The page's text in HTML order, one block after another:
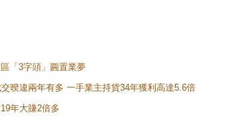
「3字頭」圓置業夢
暌違兩年有多 一手業主持貨34年獲利高達5.6倍
年大賺2倍多